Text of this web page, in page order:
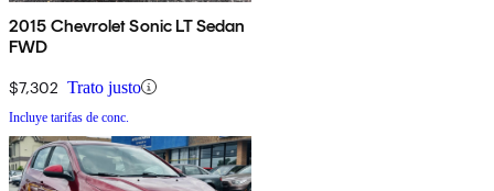
2015 Chevrolet Sonic LT Sedan
FWD
$7,302 Trato justo
Incluye tarifas de conc.